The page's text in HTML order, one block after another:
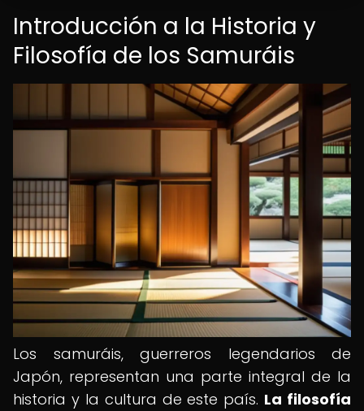
Introducción a la Historia y
Filosofía de los Samuráis
Los samuráis, guerreros legendarios de
Japón, representan una parte integral de la
historia y la cultura de este país. La filosofía